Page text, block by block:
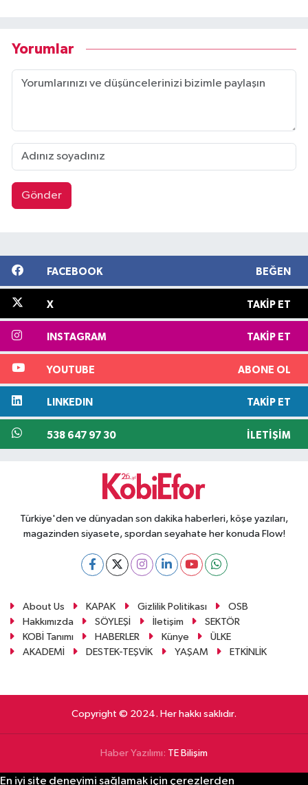
Yorumlar
Gönder
FACEBOOK BEĞEN
X TAKIP ET
INSTAGRAM TAKIP ET
YOUTUBE ABONE OL
LINKEDIN TAKIP ET
538 647 97 30 İLETIŞIM
Türkiye'den ve dünyadan son dakika haberleri, köşe yazıları,
magazinden siyasete, spordan seyahate her konuda Flow!
About Us KAPAK Gizlilik Politikası
OSB
Hakkımızda
SÖYLEŞİ İletişim
SEKTÖR
KOBİ Tanımı
HABERLER Künye
ÜLKE
AKADEMİ
DESTEK-TEŞVİK YAŞAM ETKİNLİK
Copyright © 2024. Her hakkı saklıdır.
Haber Yazılımı: TE Bilişim
En iyi site deneyimi sağlamak için çerezlerden